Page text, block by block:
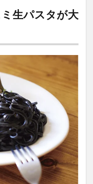
生パスタが大